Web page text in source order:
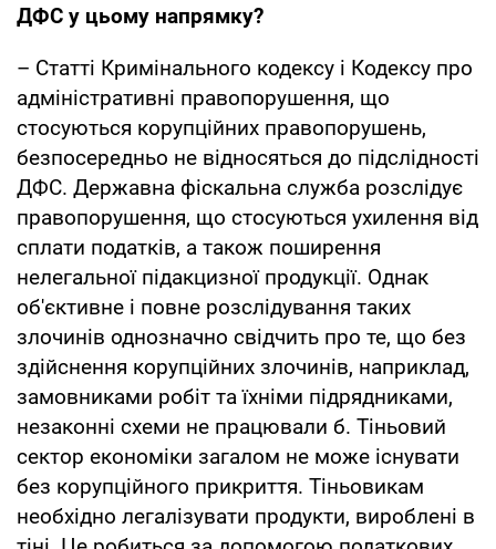
ДФС у цьому напрямку?
– Статті Кримінального кодексу і Кодексу про
адміністративні правопорушення, що
стосуються корупційних правопорушень,
безпосередньо не відносяться до підслідності
ДФС. Державна фіскальна служба розслідує
правопорушення, що стосуються ухилення від
сплати податків, а також поширення
нелегальної підакцизної продукції. Однак
об'єктивне і повне розслідування таких
злочинів однозначно свідчить про те, що без
здійснення корупційних злочинів, наприклад,
замовниками робіт та їхніми підрядниками,
незаконні схеми не працювали б. Тіньовий
сектор економіки загалом не може існувати
без корупційного прикриття. Тіньовикам
необхідно легалізувати продукти, вироблені в